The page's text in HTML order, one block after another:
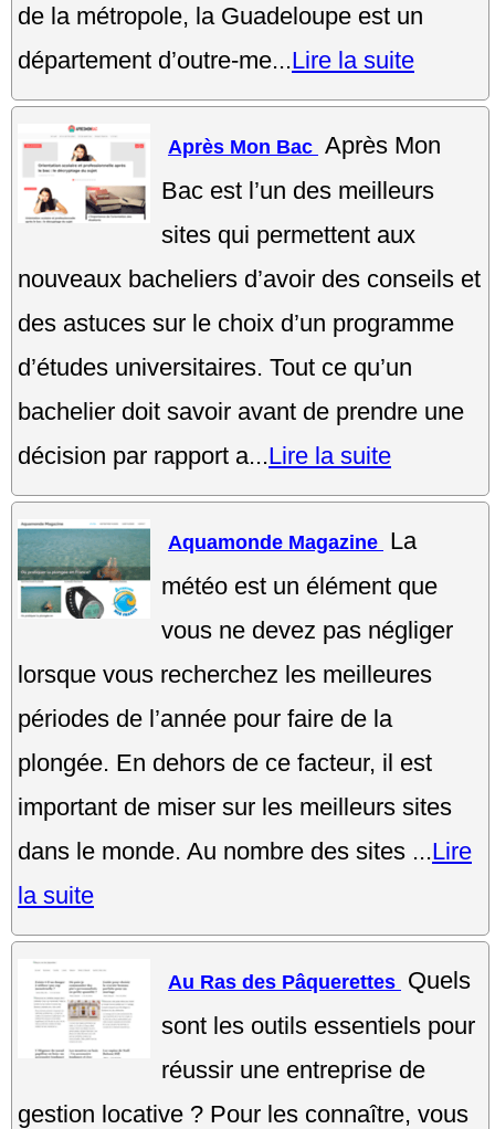
de la métropole, la Guadeloupe est un
département d’outre-me...Lire la suite
Après Mon Bac Après Mon
Bac est l’un des meilleurs
sites qui permettent aux
nouveaux bacheliers d’avoir des conseils et
des astuces sur le choix d’un programme
d’études universitaires. Tout ce qu’un
bachelier doit savoir avant de prendre une
décision par rapport a...Lire la suite
Aquamonde Magazine La
météo est un élément que
vous ne devez pas négliger
lorsque vous recherchez les meilleures
périodes de l’année pour faire de la
plongée. En dehors de ce facteur, il est
important de miser sur les meilleurs sites
dans le monde. Au nombre des sites ...Lire
la suite
Au Ras des Pâquerettes Quels
sont les outils essentiels pour
réussir une entreprise de
gestion locative ? Pour les connaître, vous